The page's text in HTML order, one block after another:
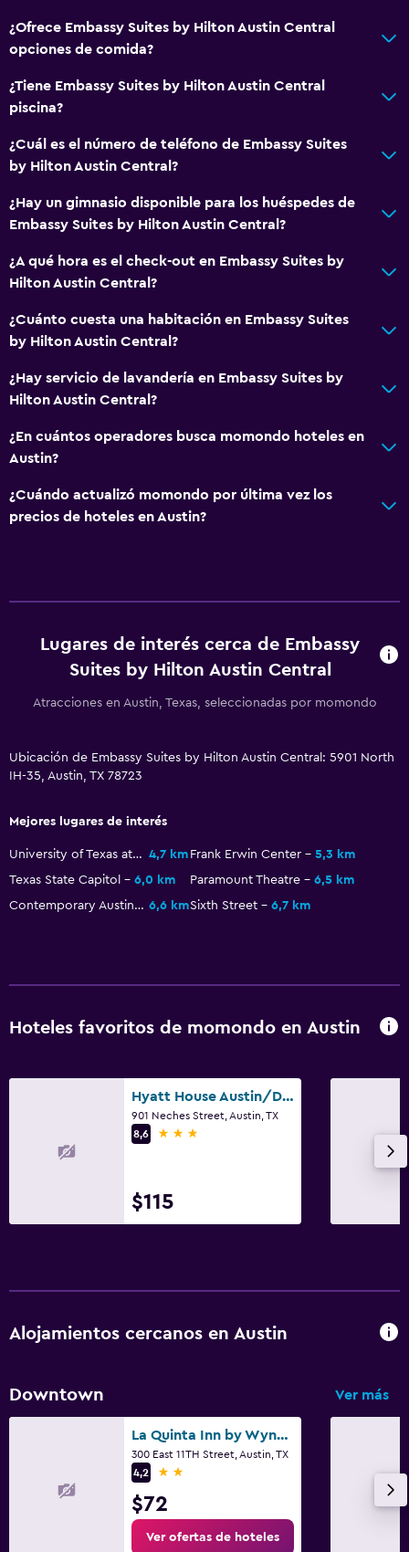
Sistema de entretenimiento
TV por cable o vía satélite
TV
Piscina y spa
Bañera de hidromasaje
Piscina (cubierta)
Sauna
Estacionamiento y transporte
Estacionamiento
Traslado aeropuerto
Estacionamiento privado
Lavandería
Botiquín de primeros auxilios
Seguridad las 24 horas
Caja fuerte
Habitación
Almohada de plumas
Sofá cama
Zona de trabajo
¿Ofrece Embassy Suites by Hilton Austin Central
opciones de comida?
¿Tiene Embassy Suites by Hilton Austin Central
piscina?
¿Cuál es el número de teléfono de Embassy Suites
by Hilton Austin Central?
¿Hay un gimnasio disponible para los huéspedes de
Embassy Suites by Hilton Austin Central?
¿A qué hora es el check-out en Embassy Suites by
Hilton Austin Central?
¿Cuánto cuesta una habitación en Embassy Suites
by Hilton Austin Central?
¿Hay servicio de lavandería en Embassy Suites by
Hilton Austin Central?
¿En cuántos operadores busca momondo hoteles en
Austin?
¿Cuándo actualizó momondo por última vez los
precios de hoteles en Austin?
Lugares de interés cerca de Embassy
Suites by Hilton Austin Central
Atracciones en Austin, Texas, seleccionadas por momondo
Ubicación de Embassy Suites by Hilton Austin Central: 5901 North
IH-35, Austin, TX 78723
Mejores lugares de interés
University of Texas at Austin 4,7 km Frank Erwin Center
5,3 km
Texas State Capitol
6,0 km Paramount Theatre
6,5 km
Contemporary Austin - Laguna Gloria 6,6 kmSixth Street 6,7 km
Hoteles favoritos de momondo en Austin
Hyatt House Austin/Downtown
901 Neches Street, Austin, TX
8,6
3 estrellas
$115
Alojamientos cercanos en Austin
Downtown Ver más
La Quinta Inn by Wyndham Austin Capitol / Downtown
300 East 11TH Street, Austin, TX
4,2
2 estrellas
$72
Ver ofertas de hoteles